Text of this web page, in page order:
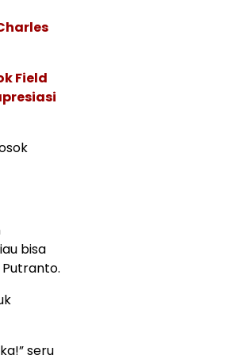
Field
bisa
seru